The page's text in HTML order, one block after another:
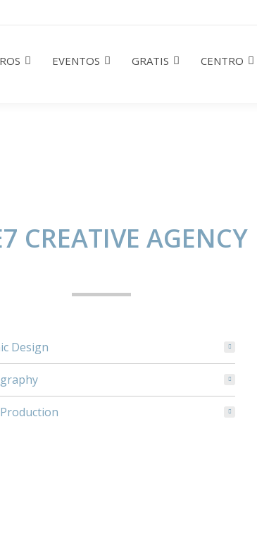
EVENTOS GRATIS CENTRO
CREATIVE AGENCY
Design